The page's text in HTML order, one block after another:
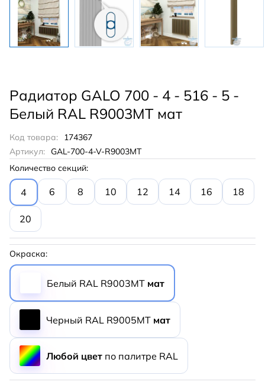
Радиатор GALO 700 - 4 - 516 - 5 -
Белый RAL R9003MT мат
Код товара:
174367
Артикул:
GAL-700-4-V-R9003MT
Количество секций:
4 6 8 10 12 14 16 18
20
Окраска:
Белый RAL R9003MT мат
Черный RAL R9005MT мат
Любой цвет по палитре RAL